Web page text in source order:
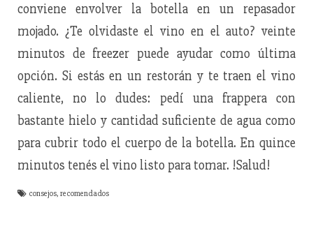
conviene envolver la botella en un repasador
mojado. ¿Te olvidaste el vino en el auto? veinte
minutos de freezer puede ayudar como última
opción. Si estás en un restorán y te traen el vino
caliente, no lo dudes: pedí una frappera con
bastante hielo y cantidad suficiente de agua como
para cubrir todo el cuerpo de la botella. En quince
minutos tenés el vino listo para tomar. !Salud!
consejos, recomendados